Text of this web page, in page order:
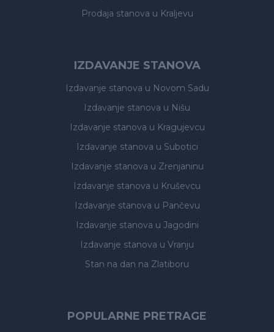
Prodaja stanova u Kraljevu
IZDAVANJE STANOVA
Izdavanje stanova u Novom Sadu
Izdavanje stanova u Nišu
Izdavanje stanova u Kragujevcu
Izdavanje stanova u Subotici
Izdavanje stanova u Zrenjaninu
Izdavanje stanova u Kruševcu
Izdavanje stanova u Pančevu
Izdavanje stanova u Jagodini
Izdavanje stanova u Vranju
Stan na dan na Zlatiboru
POPULARNE PRETRAGE